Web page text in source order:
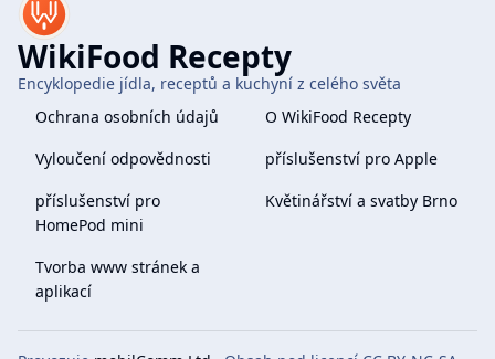
WikiFood Recepty
Encyklopedie jídla, receptů a kuchyní z celého světa
Ochrana osobních údajů
O WikiFood Recepty
Vyloučení odpovědnosti
příslušenství pro Apple
příslušenství pro
HomePod mini
Květinářství a svatby Brno
Tvorba www stránek a
aplikací